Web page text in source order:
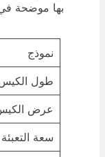
بها موضحة في
نموذج
طول الكيس
عرض الكيس
سعة التعبئة